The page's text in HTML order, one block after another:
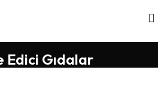
Edici Gıdalar